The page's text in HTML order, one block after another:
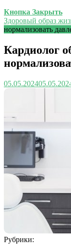
Кнопка Закрыть
Здоровый образ
нормализовать
Кардиолог
05.05.2024
Рубрики: